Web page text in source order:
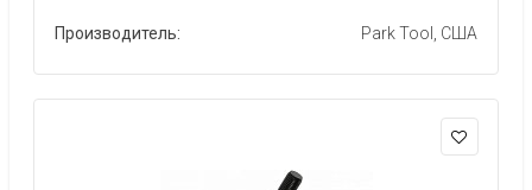
Производитель: Park Tool, США